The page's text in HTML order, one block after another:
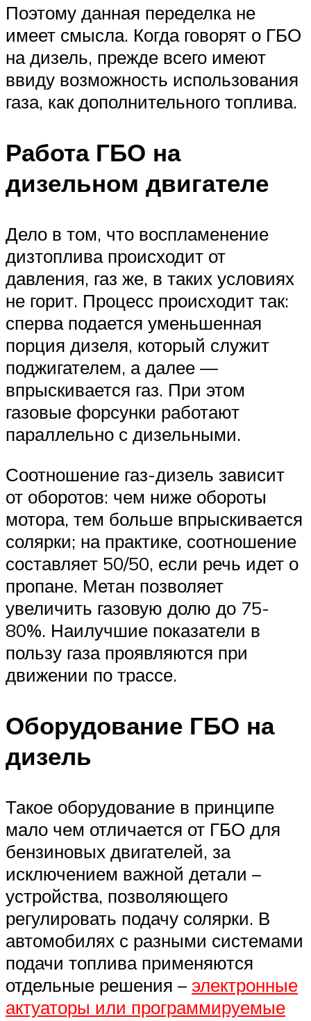
Поэтому данная переделка не
имеет смысла. Когда говорят о ГБО
на дизель, прежде всего имеют
ввиду возможность использования
газа, как дополнительного топлива.
Работа ГБО на
дизельном двигателе
Дело в том, что воспламенение
дизтоплива происходит от
давления, газ же, в таких условиях
не горит. Процесс происходит так:
сперва подается уменьшенная
порция дизеля, который служит
поджигателем, а далее —
впрыскивается газ. При этом
газовые форсунки работают
параллельно с дизельными.
Соотношение газ-дизель зависит
от оборотов: чем ниже обороты
мотора, тем больше впрыскивается
солярки; на практике, соотношение
составляет 50/50, если речь идет о
пропане. Метан позволяет
увеличить газовую долю до 75-
80%. Наилучшие показатели в
пользу газа проявляются при
движении по трассе.
Оборудование ГБО на
дизель
Такое оборудование в принципе
мало чем отличается от ГБО для
бензиновых двигателей, за
исключением важной детали –
устройства, позволяющего
регулировать подачу солярки. В
автомобилях с разными системами
подачи топлива применяются
отдельные решения – электронные
актуаторы или программируемые